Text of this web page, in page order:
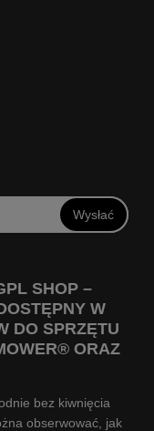
Wysłać
SHOP –
W
DO SPRZĘTU
ORAZ
bez kiwnięcia
obserwować, jak